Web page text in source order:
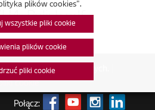
danych osobowych.
Połącz:
plików cookies".
wszystkie pliki cookie
plików cookie
pliki cookie